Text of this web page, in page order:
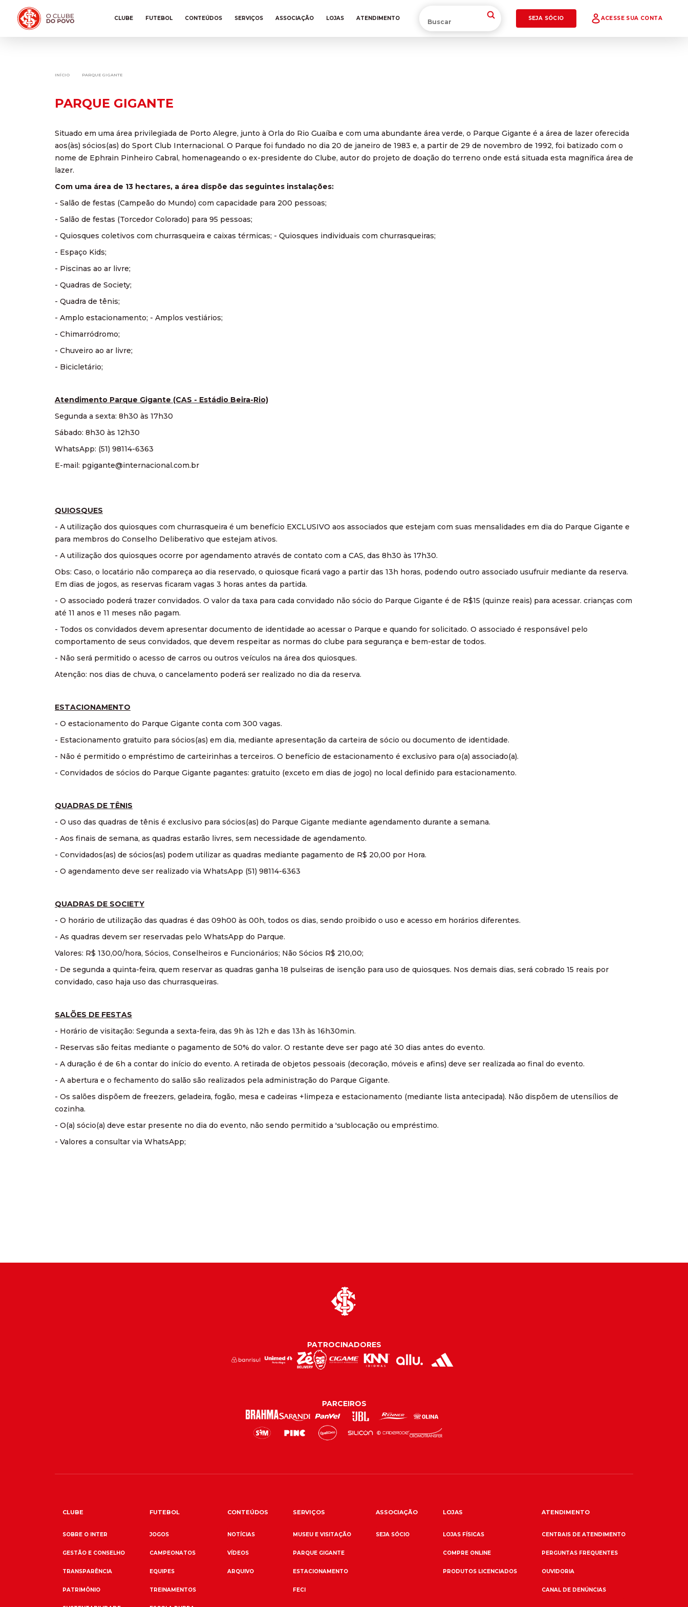
CLUBE FUTEBOL CONTEÚDOS SERVIÇOS ASSOCIAÇÃO LOJAS ATENDIMENTO SEJA SÓCIO ACESSE SUA CONTA
INÍCIO PARQUE GIGANTE
PARQUE GIGANTE
Situado em uma área privilegiada de Porto Alegre, junto à Orla do Rio Guaíba e com uma abundante área verde, o Parque Gigante é a área de lazer oferecida
aos(às) sócios(as) do Sport Club Internacional. O Parque foi fundado no dia 20 de janeiro de 1983 e, a partir de 29 de novembro de 1992, foi batizado com o
nome de Ephrain Pinheiro Cabral, homenageando o ex-presidente do Clube, autor do projeto de doação do terreno onde está situada esta magnífica área de
lazer.
Com uma área de 13 hectares, a área dispõe das seguintes instalações:
- Salão de festas (Campeão do Mundo) com capacidade para 200 pessoas;
- Salão de festas (Torcedor Colorado) para 95 pessoas;
- Quiosques coletivos com churrasqueira e caixas térmicas; - Quiosques individuais com churrasqueiras;
- Espaço Kids;
- Piscinas ao ar livre;
- Quadras de Society;
- Quadra de tênis;
- Amplo estacionamento; - Amplos vestiários;
- Chimarródromo;
- Chuveiro ao ar livre;
- Bicicletário;
Atendimento Parque Gigante (CAS - Estádio Beira-Rio)
Segunda a sexta: 8h30 às 17h30
Sábado: 8h30 às 12h30
WhatsApp: (51) 98114-6363
E-mail: pgigante@internacional.com.br
QUIOSQUES
- A utilização dos quiosques com churrasqueira é um benefício EXCLUSIVO aos associados que estejam com suas mensalidades em dia do Parque Gigante e
para membros do Conselho Deliberativo que estejam ativos.
- A utilização dos quiosques ocorre por agendamento através de contato com a CAS, das 8h30 às 17h30.
Obs: Caso, o locatário não compareça ao dia reservado, o quiosque ficará vago a partir das 13h horas, podendo outro associado usufruir mediante da reserva.
Em dias de jogos, as reservas ficaram vagas 3 horas antes da partida.
- O associado poderá trazer convidados. O valor da taxa para cada convidado não sócio do Parque Gigante é de R$15 (quinze reais) para acessar. crianças com
até 11 anos e 11 meses não pagam.
- Todos os convidados devem apresentar documento de identidade ao acessar o Parque e quando for solicitado. O associado é responsável pelo
comportamento de seus convidados, que devem respeitar as normas do clube para segurança e bem-estar de todos.
- Não será permitido o acesso de carros ou outros veículos na área dos quiosques.
Atenção: nos dias de chuva, o cancelamento poderá ser realizado no dia da reserva.
ESTACIONAMENTO
- O estacionamento do Parque Gigante conta com 300 vagas.
- Estacionamento gratuito para sócios(as) em dia, mediante apresentação da carteira de sócio ou documento de identidade.
- Não é permitido o empréstimo de carteirinhas a terceiros. O benefício de estacionamento é exclusivo para o(a) associado(a).
- Convidados de sócios do Parque Gigante pagantes: gratuito (exceto em dias de jogo) no local definido para estacionamento.
QUADRAS DE TÊNIS
- O uso das quadras de tênis é exclusivo para sócios(as) do Parque Gigante mediante agendamento durante a semana.
- Aos finais de semana, as quadras estarão livres, sem necessidade de agendamento.
- Convidados(as) de sócios(as) podem utilizar as quadras mediante pagamento de R$ 20,00 por Hora.
- O agendamento deve ser realizado via WhatsApp (51) 98114-6363
QUADRAS DE SOCIETY
- O horário de utilização das quadras é das 09h00 às 00h, todos os dias, sendo proibido o uso e acesso em horários diferentes.
- As quadras devem ser reservadas pelo WhatsApp do Parque.
Valores: R$ 130,00/hora, Sócios, Conselheiros e Funcionários; Não Sócios R$ 210,00;
- De segunda a quinta-feira, quem reservar as quadras ganha 18 pulseiras de isenção para uso de quiosques. Nos demais dias, será cobrado 15 reais por
convidado, caso haja uso das churrasqueiras.
SALÕES DE FESTAS
- Horário de visitação: Segunda a sexta-feira, das 9h às 12h e das 13h às 16h30min.
- Reservas são feitas mediante o pagamento de 50% do valor. O restante deve ser pago até 30 dias antes do evento.
- A duração é de 6h a contar do início do evento. A retirada de objetos pessoais (decoração, móveis e afins) deve ser realizada ao final do evento.
- A abertura e o fechamento do salão são realizados pela administração do Parque Gigante.
- Os salões dispõem de freezers, geladeira, fogão, mesa e cadeiras +limpeza e estacionamento (mediante lista antecipada). Não dispõem de utensílios de
cozinha.
- O(a) sócio(a) deve estar presente no dia do evento, não sendo permitido a 'sublocação ou empréstimo.
- Valores a consultar via WhatsApp;
PATROCINADORES
PARCEIROS
CLUBE
SOBRE O INTER
GESTÃO E CONSELHO
TRANSPARÊNCIA
PATRIMÔNIO
FUTEBOL
JOGOS
CAMPEONATOS
EQUIPES
TREINAMENTOS
CONTEÚDOS
NOTÍCIAS
VÍDEOS
ARQUIVO
SERVIÇOS
MUSEU E VISITAÇÃO
PARQUE GIGANTE
ESTACIONAMENTO
FECI
ASSOCIAÇÃO
SEJA SÓCIO
LOJAS
LOJAS FÍSICAS
COMPRE ONLINE
PRODUTOS LICENCIADOS
ATENDIMENTO
CENTRAIS DE ATENDIMENTO
PERGUNTAS FREQUENTES
OUVIDORIA
CANAL DE DENÚNCIAS